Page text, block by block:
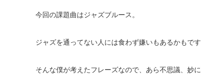
今回の課題曲はジャズブルース。
ジャズを通ってない人には食わず嫌いもあるかもで
そんな僕が考えたフレーズなので、あら不思議、妙